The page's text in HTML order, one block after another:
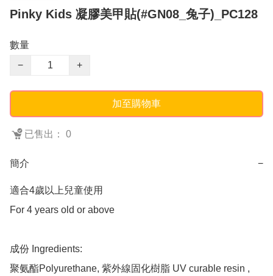
Pinky Kids 凝膠美甲貼(#GN08_兔子)_PC128
數量
−
+
加至購物車
已售出： 0
簡介 −
適合4歲以上兒童使用
For 4 years old or above
成份 Ingredients:
聚氨酯Polyurethane, 紫外線固化樹脂 UV curable resin ,